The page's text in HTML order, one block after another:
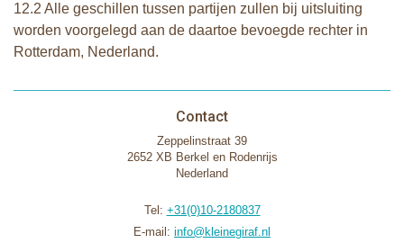
12.2 Alle geschillen tussen partijen zullen bij uitsluiting
worden voorgelegd aan de daartoe bevoegde rechter in
Rotterdam, Nederland.
Contact
Zeppelinstraat 39
2652 XB Berkel en Rodenrijs
Nederland
Tel: +31(0)10-2180837
E-mail: info@kleinegiraf.nl